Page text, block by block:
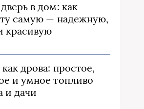
в дом: как
ту самую — надежную,
красивую
дрова: простое,
и умное топливо
и дачи